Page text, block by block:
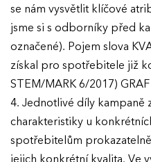
se nám vysvětlit klíčové
jsme si s odborníky před
označené). Pojem slova
získal pro spotřebitele již
STEM/MARK 6/2017) GRAF
4. Jednotlivé díly kampaně
charakteristiky u
spotřebitelům